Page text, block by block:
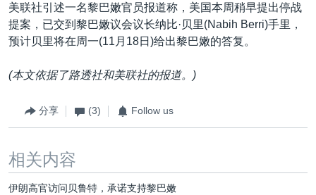
美联社引述一名黎巴嫩官员报道称，美国本周稍早提出停战
提案，已交到黎巴嫩议会议长纳比·贝里(Nabih Berri)手里，
预计贝里将在周一(11月18日)给出黎巴嫩的答复。
(本文依据了路透社和美联社的报道。 )
分享 (3) Follow us
相关内容
伊朗高官访问贝鲁特，承诺支持黎巴嫩